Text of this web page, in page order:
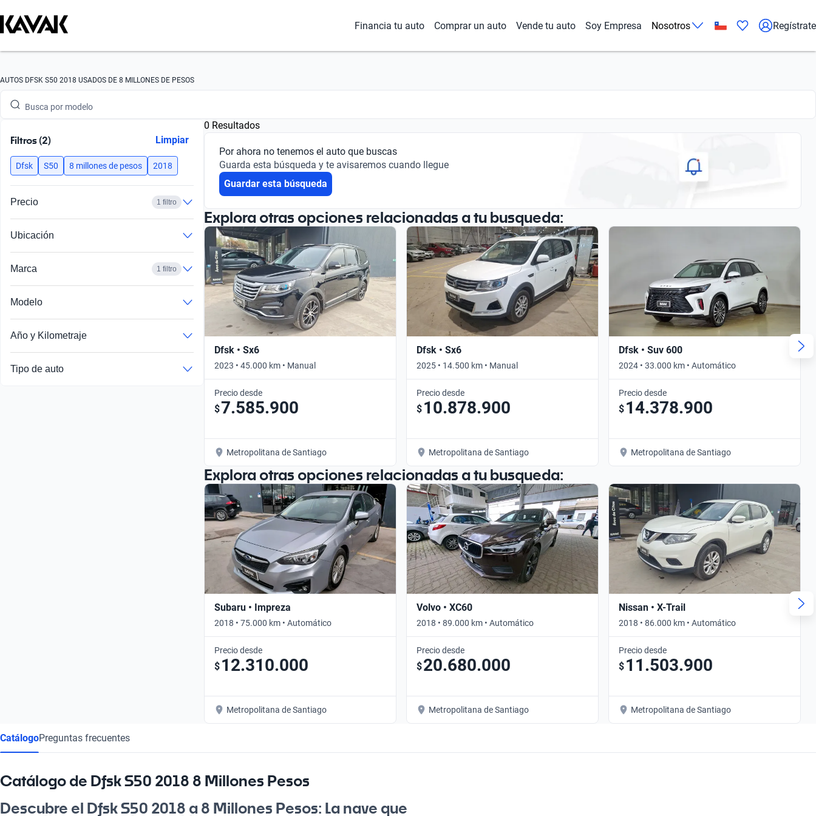
Financia tu auto Comprar un auto Vende tu auto Soy Empresa Nosotros Regístrate
AUTOS DFSK S50 2018 USADOS DE 8 MILLONES DE PESOS
Busca por marca
Busca por modelo
Busca por año
Busca por marca
Busca por versión
Busca por año
Filtros (2) Limpiar
Dfsk S50 8 millones de pesos 2018
Precio 1 filtro
Ubicación
Marca 1 filtro
Modelo
Año y Kilometraje
Tipo de auto
0 Resultados
Por ahora no tenemos el auto que buscas
Guarda esta búsqueda y te avisaremos cuando llegue
Guardar esta búsqueda
Explora otras opciones relacionadas a tu busqueda:
Dfsk • Sx6
2023 • 45.000 km • Manual
Precio desde
$7.585.900
Metropolitana de Santiago
Dfsk • Sx6
2025 • 14.500 km • Manual
Precio desde
$ 10.878.900
Metropolitana de Santiago
Dfsk • Suv 600
2024 • 33.000 km • Automático
Precio desde
$ 14.378.900
Metropolitana de Santiago
Explora otras opciones relacionadas a tu busqueda:
Subaru • Impreza
2018 • 75.000 km • Automático
Precio desde
$ 12.310.000
Metropolitana de Santiago
Volvo • XC60
2018 • 89.000 km • Automático
Precio desde
$20.680.000
Metropolitana de Santiago
Nissan • X-Trail
2018 • 86.000 km • Automático
Precio desde
$ 11.503.900
Metropolitana de Santiago
CatálogoPreguntas frecuentes
Catálogo de Dfsk S50 2018 8 Millones Pesos
Descubre el Dfsk S50 2018 a 8 Millones Pesos: La nave que